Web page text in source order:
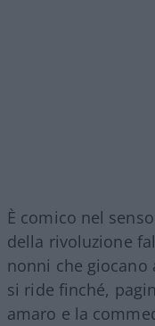
È comico nel
della rivoluzione
nonni che giocano
si ride finché,
amaro e la